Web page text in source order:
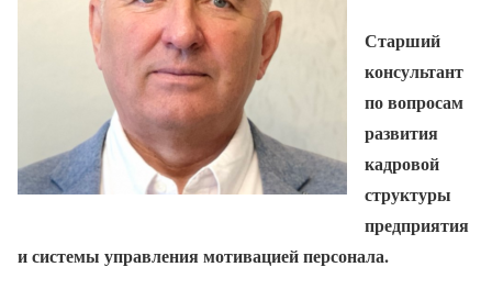
Старший
консультант
по вопросам
развития
кадровой
структуры
предприятия
и системы управления мотивацией персонала.